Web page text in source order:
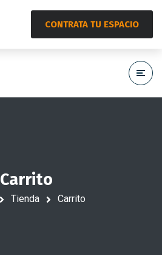
CONTRATA TU ESPACIO
Carrito
Tienda Carrito